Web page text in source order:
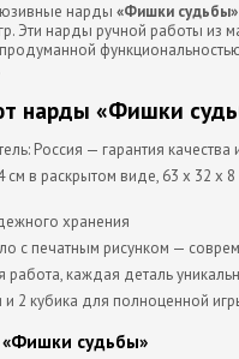
нарды «Фишки судьбы»
Эти нарды ручной работы из
нарды «Фишки
Россия — гарантия качества
см в раскрытом виде, 63 х 32
хранения
с печатным рисунком —
работа, каждая деталь
и 2 кубика для полноценной
судьбы»